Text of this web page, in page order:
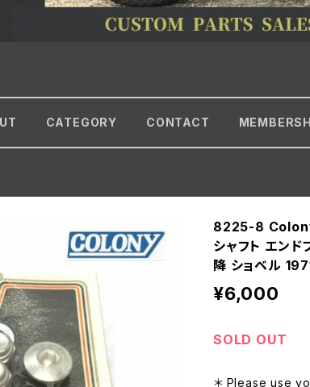
CATEGORY CONTACT
8225-8 Colony
シャフト エン
降 ショベル
¥6,000
SOLD OUT
＊ Please use